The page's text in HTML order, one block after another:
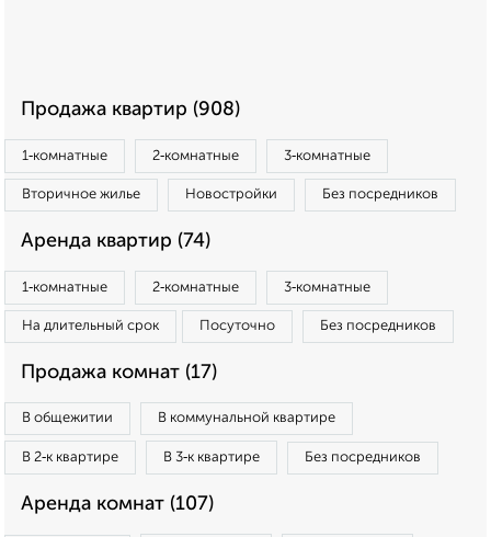
Продажа квартир (908)
1‑комнатные 2‑комнатные 3‑комнатные
Вторичное жилье Новостройки Без посредников
Аренда квартир (74)
1‑комнатные 2‑комнатные 3‑комнатные
На длительный срок Посуточно Без посредников
Продажа комнат (17)
В общежитии В коммунальной квартире
В 2‑к квартире В 3‑к квартире Без посредников
Аренда комнат (107)